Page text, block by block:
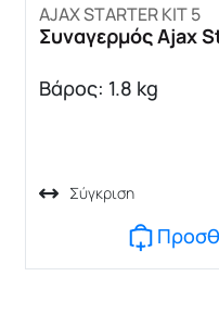
AJAX STARTER KIT 5
Συναγερμός Ajax
Βάρος: 1.8 kg
Σύγκριση